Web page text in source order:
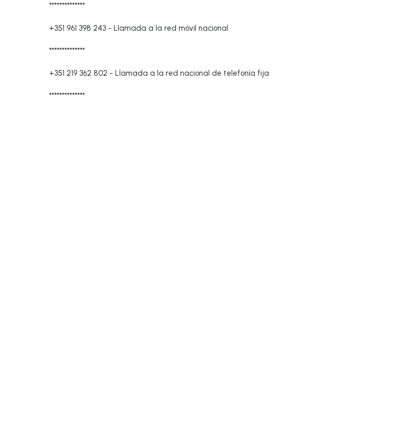
**************
+351 961 398 243 - Llamada a la red móvil nacional
**************
+351 219 362 802 - Llamada a la red nacional de telefonía fija
**************